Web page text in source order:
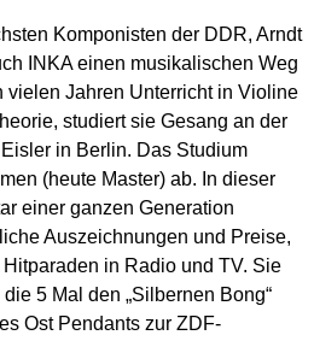
Komponisten der DDR, Arndt
INKA einen musikalischen Weg
vielen Jahren Unterricht in Violine
studiert sie Gesang an der
in Berlin. Das Studium
(heute Master) ab. In dieser
einer ganzen Generation
Auszeichnungen und Preise,
in Radio und TV. Sie
5 Mal den „Silbernen Bong“
Ost Pendants zur ZDF-